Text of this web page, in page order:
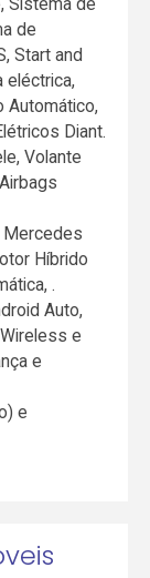
de
Start and
eléctrica,
Automático,
Diant.
Volante
Mercedes
Híbrido
.
Auto,
e
e
e